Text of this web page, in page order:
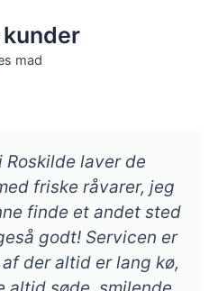
mad
Roskilde laver de
friske råvarer, jeg
finde et andet sted
godt! Servicen er
der altid er lang kø,